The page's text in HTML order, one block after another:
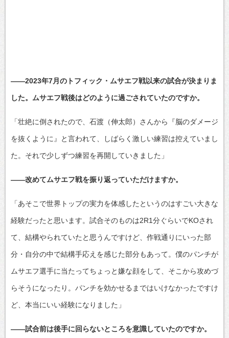
――2023年7月のトフィック・ムサエフ戦以来の試合が決まりま
した。ムサエフ戦後はどのように過ごされていたのですか。
「壮絶に倒されたので、石渡（伸太郎）さんから『脳のダメージ
を抜くように』と言われて、しばらく激しい練習は控えていまし
た。それで少しずつ練習を再開していきました」
――改めてムサエフ戦を振り返っていただけますか。
「あそこで世界トップの実力を体感したというのはすごい大きな
経験だったと思います。試合そのものは2R1分ぐらいでKOされ
て、結構やられていたと思うんですけど、作戦通りにいった部
分・自分の中で結構手応えを感じた部分もあって。僕のパンチが
ムサエフ選手に当たってちょっと嫌な顔をして、そこから攻めづ
らそうになったり。パンチを効かせるまではいけなかったですけ
ど、本当にいい経験になりました」
――試合前は後手に回らないところを意識していたのですか。